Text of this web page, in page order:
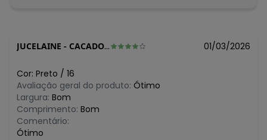
algum dia do mês, para o menor tamanho disponível.
julho/2026
junho/2026
maio/2026
abril/2026
março/2026
fevereiro/2026
JUCELAINE - CACADOR - SC 01/03/2026
Cor: Preto / 16
Avaliação geral do produto: Ótimo
Largura: Bom
Comprimento: Bom
Comentário:
Ótimo